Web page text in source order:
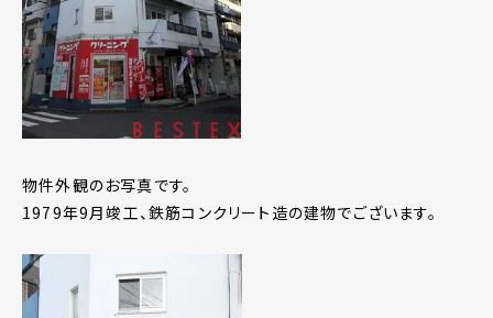
物件外観のお写真です。
1979年9月竣工、鉄筋コンクリート造の建物でございます。